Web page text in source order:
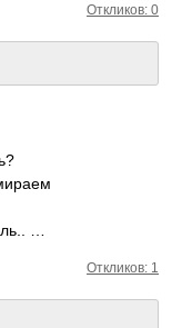
Откликов: 0
…
Откликов: 1